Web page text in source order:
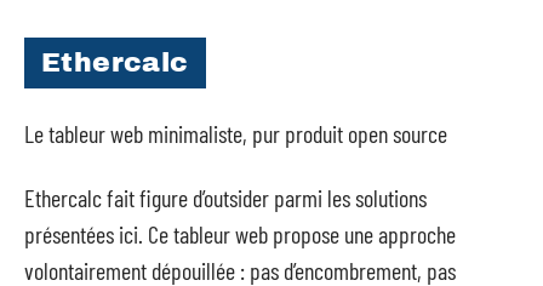
Ethercalc
Le tableur web minimaliste, pur produit open source
Ethercalc fait figure d’outsider parmi les solutions
présentées ici. Ce tableur web propose une approche
volontairement dépouillée : pas d’encombrement, pas